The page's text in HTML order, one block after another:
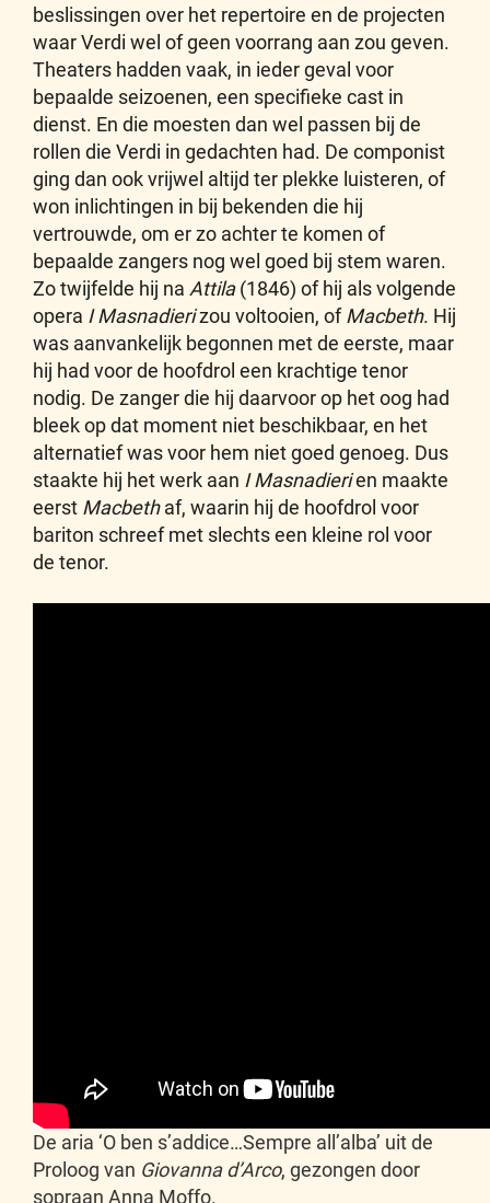
beslissingen over het repertoire en de projecten
waar Verdi wel of geen voorrang aan zou geven.
Theaters hadden vaak, in ieder geval voor
bepaalde seizoenen, een specifieke cast in
dienst. En die moesten dan wel passen bij de
rollen die Verdi in gedachten had. De componist
ging dan ook vrijwel altijd ter plekke luisteren, of
won inlichtingen in bij bekenden die hij
vertrouwde, om er zo achter te komen of
bepaalde zangers nog wel goed bij stem waren.
Zo twijfelde hij na Attila(1846) of hij als volgende
opera I Masnadierizou voltooien, ofMacbeth. Hij
was aanvankelijk begonnen met de eerste, maar
hij had voor de hoofdrol een krachtige tenor
nodig. De zanger die hij daarvoor op het oog had
bleek op dat moment niet beschikbaar, en het
alternatief was voor hem niet goed genoeg. Dus
staakte hij het werk aan I Masnadierien maakte
eerst Macbethaf, waarin hij de hoofdrol voor
bariton schreef met slechts een kleine rol voor
de tenor.
De aria ‘O ben s’addice…Sempre all’alba’ uit de
Proloog van Giovanna d’Arco, gezongen door
sopraan Anna Moffo.